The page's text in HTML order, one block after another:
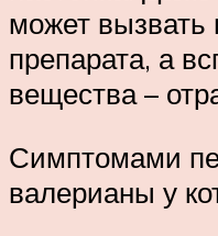
может вызвать
препарата, а
вещества –
Симптомами
валерианы у